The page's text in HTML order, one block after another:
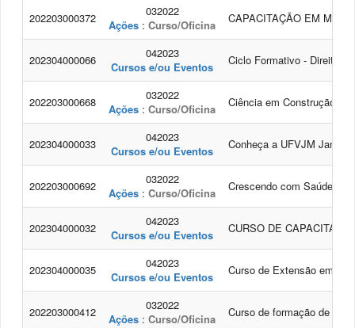
202203000372
032022
Ações : Curso/Oficina CAPACITAÇÃO EM
202304000066
042023
Cursos e/ou Eventos
Ciclo Formativo - Direitos,
202203000668
032022
Ações : Curso/Oficina Ciência em Construção
202304000033
042023
Cursos e/ou Eventos
Conheça a UFVJM
202203000692
032022
Ações : Curso/Oficina Crescendo com Saúde:
202304000032
042023
Cursos e/ou Eventos
CURSO DE
202304000035
042023
Cursos e/ou Eventos
Curso de Extensão em
202203000412
032022
Ações : Curso/Oficina Curso de formação de